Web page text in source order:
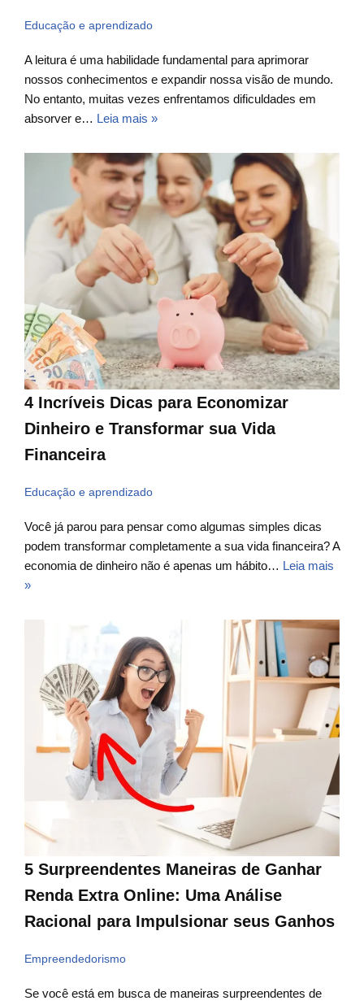
Educação e aprendizado
A leitura é uma habilidade fundamental para aprimorar
nossos conhecimentos e expandir nossa visão de mundo.
No entanto, muitas vezes enfrentamos dificuldades em
absorver e… Leia mais »
4 Incríveis Dicas para Economizar
Dinheiro e Transformar sua Vida
Financeira
Educação e aprendizado
Você já parou para pensar como algumas simples dicas
podem transformar completamente a sua vida financeira? A
economia de dinheiro não é apenas um hábito… Leia mais
»
5 Surpreendentes Maneiras de Ganhar
Renda Extra Online: Uma Análise
Racional para Impulsionar seus Ganhos
Empreendedorismo
Se você está em busca de maneiras surpreendentes de